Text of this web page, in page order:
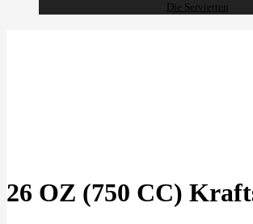
Die Servietten
26 OZ (750 CC)